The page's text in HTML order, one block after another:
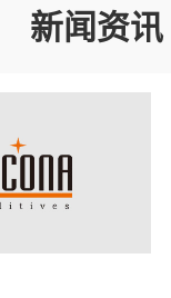
新闻资讯